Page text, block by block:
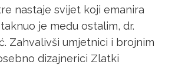
nastaje svijet koji emanira
je među ostalim, dr.
Zahvalivši umjetnici i brojnim
dizajnerici Zlatki